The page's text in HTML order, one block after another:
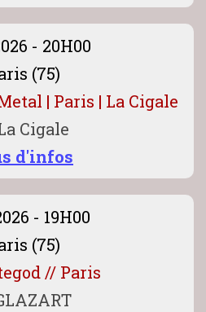
- 20H00
(75)
| Paris | La Cigale
Cigale
d'infos
- 19H00
(75)
// Paris